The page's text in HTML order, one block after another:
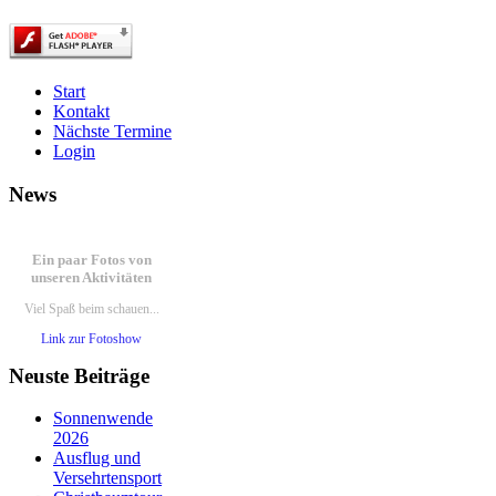
Start
Kontakt
Nächste Termine
Login
News
Ein paar Fotos von
unseren Aktivitäten
Viel Spaß beim schauen...
Link zur Fotoshow
100 Jahre TVS 1914 – unser
100.Stiftungsfest
Bericht lesen
Neuste Beiträge
Sonnenwende
2026
Ausflug und
Versehrtensport